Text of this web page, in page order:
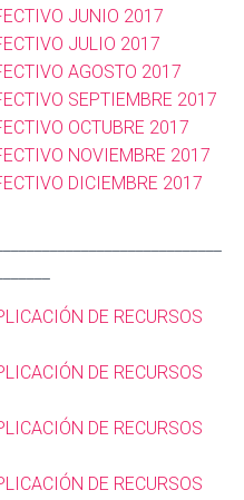
JUNIO 2017
JULIO 2017
AGOSTO 2017
SEPTIEMBRE 2017
OCTUBRE 2017
NOVIEMBRE 2017
DICIEMBRE 2017
DE RECURSOS
DE RECURSOS
DE RECURSOS
DE RECURSOS